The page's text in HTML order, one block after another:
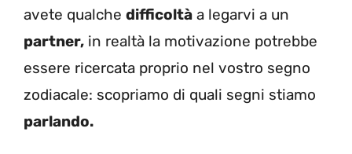
avete qualche difficoltà a legarvi a un
partner, in realtà la motivazione potrebbe
essere ricercata proprio nel vostro segno
zodiacale: scopriamo di quali segni stiamo
parlando.